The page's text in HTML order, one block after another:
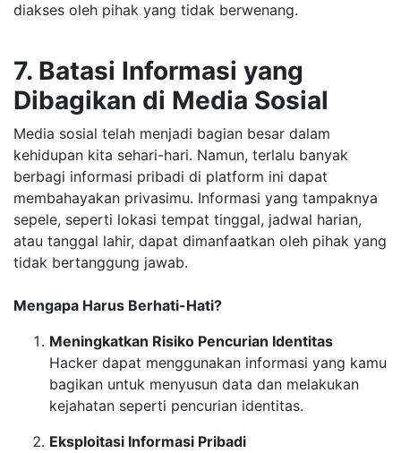
diakses oleh pihak yang tidak berwenang.
7. Batasi Informasi yang
Dibagikan di Media Sosial
Media sosial telah menjadi bagian besar dalam
kehidupan kita sehari-hari. Namun, terlalu banyak
berbagi informasi pribadi di platform ini dapat
membahayakan privasimu. Informasi yang tampaknya
sepele, seperti lokasi tempat tinggal, jadwal harian,
atau tanggal lahir, dapat dimanfaatkan oleh pihak yang
tidak bertanggung jawab.
Mengapa Harus Berhati-Hati?
Meningkatkan Risiko Pencurian Identitas
Hacker dapat menggunakan informasi yang kamu
bagikan untuk menyusun data dan melakukan
kejahatan seperti pencurian identitas.
Eksploitasi Informasi Pribadi